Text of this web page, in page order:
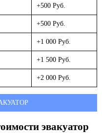
+500 Руб.
+500 Руб.
+1 000 Руб.
+1 500 Руб.
+2 000 Руб.
эвакуатор